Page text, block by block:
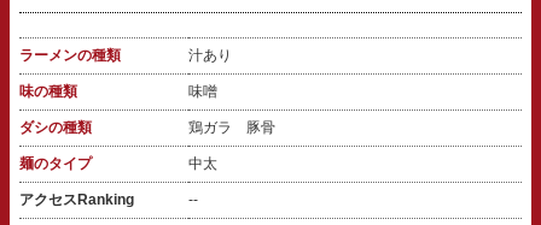
ラーメンの種類 汁あり
味の種類 味噌
ダシの種類 鶏ガラ 豚骨
麺のタイプ 中太
アクセスRanking --